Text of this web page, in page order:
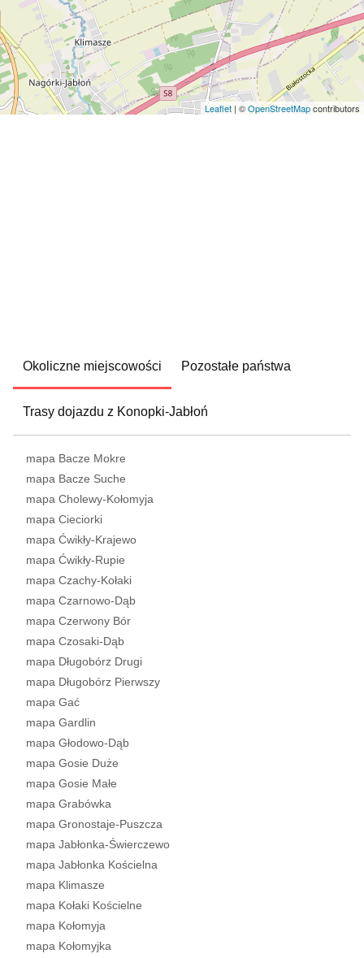
Leaflet | ©OpenStreetMapcontributors
Okoliczne miejscowości Pozostałe państwa
Trasy dojazdu z Konopki-Jabłoń
mapa Bacze Mokre
mapa Bacze Suche
mapa Cholewy-Kołomyja
mapa Cieciorki
mapa Ćwikły-Krajewo
mapa Ćwikły-Rupie
mapa Czachy-Kołaki
mapa Czarnowo-Dąb
mapa Czerwony Bór
mapa Czosaki-Dąb
mapa Długobórz Drugi
mapa Długobórz Pierwszy
mapa Gać
mapa Gardlin
mapa Głodowo-Dąb
mapa Gosie Duże
mapa Gosie Małe
mapa Grabówka
mapa Gronostaje-Puszcza
mapa Jabłonka-Świerczewo
mapa Jabłonka Kościelna
mapa Klimasze
mapa Kołaki Kościelne
mapa Kołomyja
mapa Kołomyjka